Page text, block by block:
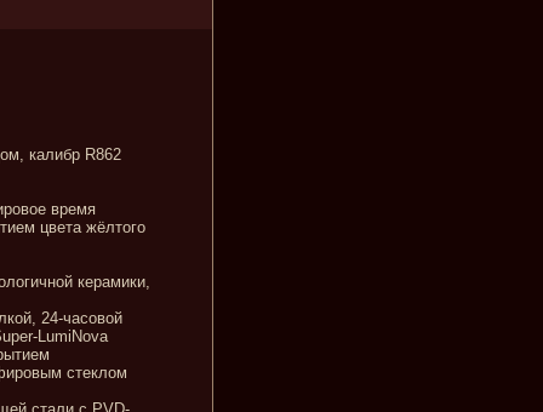
калибр R862
время
цвета жёлтого
керамики,
24-часовой
LumiNova
стеклом